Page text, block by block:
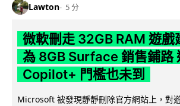
Lawton 5 分
微軟刪走 32GB RAM 遊戲
為 8GB Surface 銷售鋪路
Copilot+ 門檻也未到
Microsoft 被發現靜靜刪除官方網站上，對